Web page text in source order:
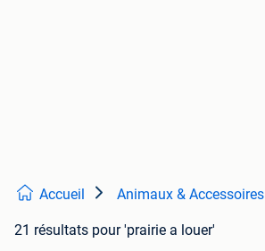
Accueil Animaux & Accessoires
21 résultats pour 'prairie a louer'